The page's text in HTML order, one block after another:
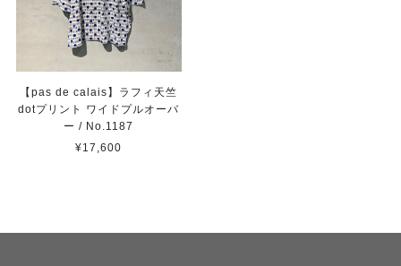
【pas de calais】ラフィ天竺
dotプリント ワイドプルオーバ
ー / No.1187
¥17,600